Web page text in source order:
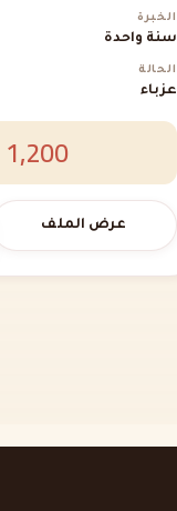
الخبرة
سنة واحدة
الحالة
عزباء
1,200 ر.ق
عرض الملف